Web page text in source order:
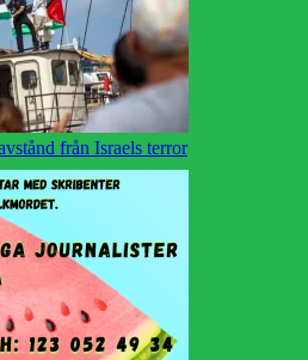
från Israels terror